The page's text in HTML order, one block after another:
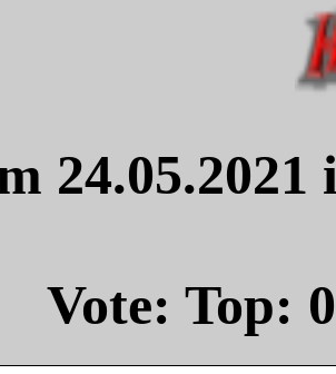
Vote: Top: 0